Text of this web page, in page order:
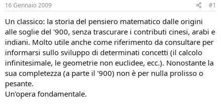
e
D
i
s
c
u
s
s
i
n
i
z
i
o
16 Gennaio 2009 #1
Un classico: la storia del pensiero matematico dalle origini
alle soglie del '900, senza trascurare i contributi cinesi, arabi e
indiani. Molto utile anche come riferimento da consultare per
informarsi sullo sviluppo di determinati concetti (il calcolo
infinitesimale, le geometrie non euclidee, ecc.). Nonostante la
sua completezza (a parte il '900) non è per nulla prolisso o
pesante.
Un'opera fondamentale.